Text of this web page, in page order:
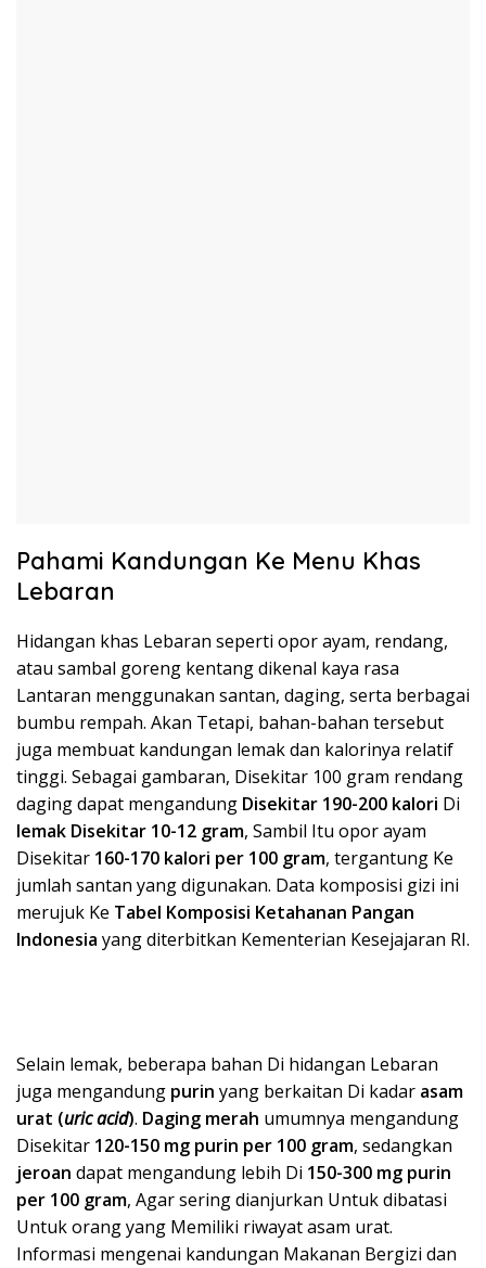
Pahami Kandungan Ke Menu Khas
Lebaran
Hidangan khas Lebaran seperti opor ayam, rendang,
atau sambal goreng kentang dikenal kaya rasa
Lantaran menggunakan santan, daging, serta berbagai
bumbu rempah. Akan Tetapi, bahan-bahan tersebut
juga membuat kandungan lemak dan kalorinya relatif
tinggi. Sebagai gambaran, Disekitar 100 gram rendang
daging dapat mengandung Disekitar 190-200 kalori Di
lemak Disekitar 10-12 gram, Sambil Itu opor ayam
Disekitar 160-170 kalori per 100 gram, tergantung Ke
jumlah santan yang digunakan. Data komposisi gizi ini
merujuk Ke Tabel Komposisi Ketahanan Pangan
Indonesia yang diterbitkan Kementerian Kesejajaran RI.
Selain lemak, beberapa bahan Di hidangan Lebaran
juga mengandung purin yang berkaitan Di kadar asam
urat (uric acid). Daging merah umumnya mengandung
Disekitar 120-150 mg purin per 100 gram, sedangkan
jeroan dapat mengandung lebih Di 150-300 mg purin
per 100 gram, Agar sering dianjurkan Untuk dibatasi
Untuk orang yang Memiliki riwayat asam urat.
Informasi mengenai kandungan Makanan Bergizi dan